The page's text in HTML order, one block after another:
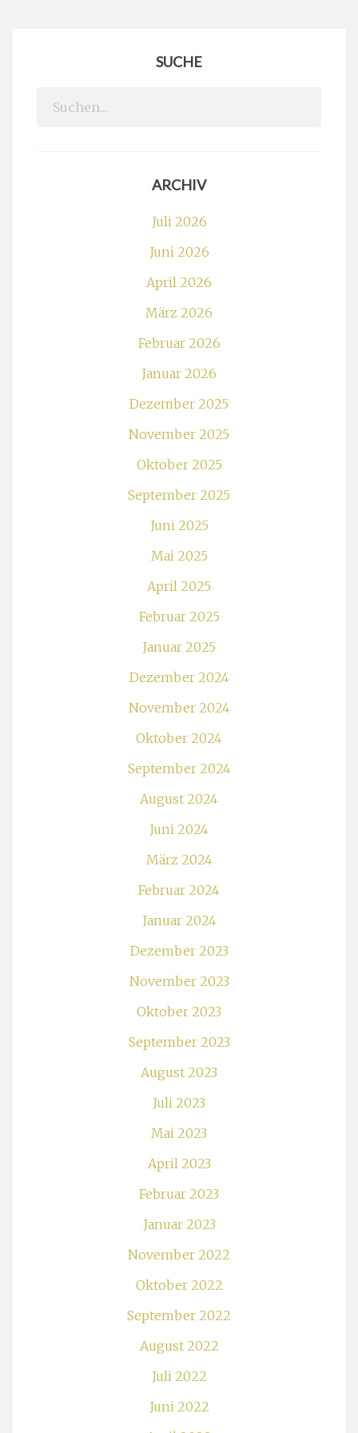
SUCHE
Search
ARCHIV
Juli 2026
Juni 2026
April 2026
März 2026
Februar 2026
Januar 2026
Dezember 2025
November 2025
Oktober 2025
September 2025
Juni 2025
Mai 2025
April 2025
Februar 2025
Januar 2025
Dezember 2024
November 2024
Oktober 2024
September 2024
August 2024
Juni 2024
März 2024
Februar 2024
Januar 2024
Dezember 2023
November 2023
Oktober 2023
September 2023
August 2023
Juli 2023
Mai 2023
April 2023
Februar 2023
Januar 2023
November 2022
Oktober 2022
September 2022
August 2022
Juli 2022
Juni 2022